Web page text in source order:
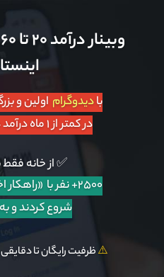
بادیدوگرام اولین و
در کمتر از ۱ ماه درآمد دلخواهت رو داری
✅ از خانه
۲۵۰۰+ نفر با «راهکار اختصاصی»
شروع کردند و
⚠️ظرفیت رایگان تا